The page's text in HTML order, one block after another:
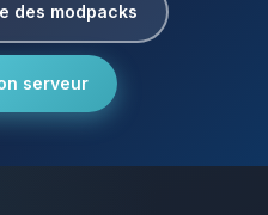
des modpacks
serveur